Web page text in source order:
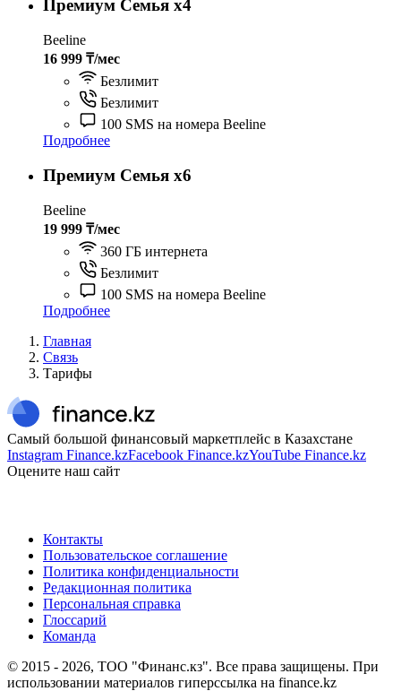
Премиум Семья х4
Beeline
16 999 ₸/мес
Безлимит
Безлимит
100 SMS на номера Beeline
Подробнее
Премиум Семья х6
Beeline
19 999 ₸/мес
360 ГБ интернета
Безлимит
100 SMS на номера Beeline
Подробнее
Главная
Связь
Тарифы
Самый большой финансовый маркетплейс в Казахстане
Instagram Finance.kzFacebook Finance.kzYouTube Finance.kz
Оцените наш сайт
Контакты
Пользовательское соглашение
Политика конфиденциальности
Редакционная политика
Персональная справка
Глоссарий
Команда
© 2015 - 2026, ТОО "Финанс.кз". Все права защищены. При
использовании материалов гиперссылка на finance.kz